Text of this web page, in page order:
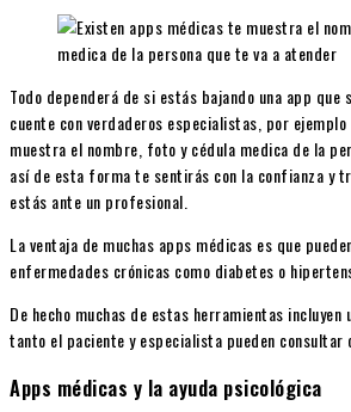
Todo dependerá de si estás bajando una app que
cuente con verdaderos especialistas, por
muestra el nombre, foto y cédula medica de la
así de esta forma te sentirás con la confianza y
estás ante un profesional.
La ventaja de muchas apps médicas es que
enfermedades crónicas como diabetes o
De hecho muchas de estas herramientas
tanto el paciente y especialista pueden consultar
Apps médicas y la ayuda psicológica